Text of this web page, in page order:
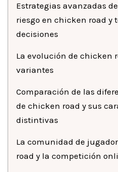
Estrategias avanzadas
riesgo en chicken road y
decisiones
La evolución de chicken
variantes
Comparación de las
de chicken road y sus
distintivas
La comunidad de
road y la competición